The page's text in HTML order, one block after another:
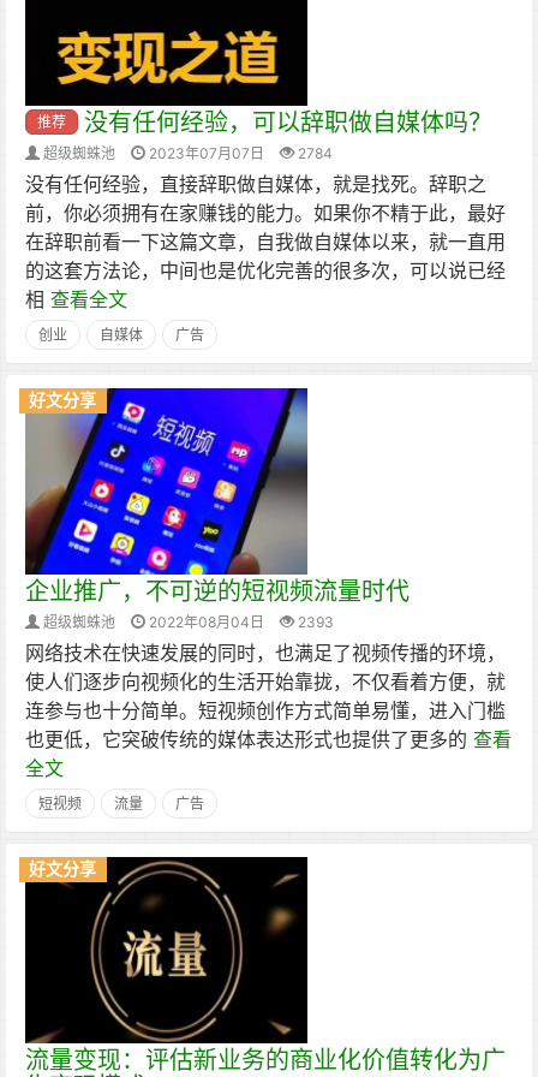
推荐 没有任何经验，可以辞职做自媒体吗？
超级蜘蛛池 2023年07月07日 2784
没有任何经验，直接辞职做自媒体，就是找死。辞职之
前，你必须拥有在家赚钱的能力。如果你不精于此，最好
在辞职前看一下这篇文章，自我做自媒体以来，就一直用
的这套方法论，中间也是优化完善的很多次，可以说已经
相 查看全文
创业 自媒体 广告
好文分享
企业推广，不可逆的短视频流量时代
超级蜘蛛池 2022年08月04日 2393
网络技术在快速发展的同时，也满足了视频传播的环境，
使人们逐步向视频化的生活开始靠拢，不仅看着方便，就
连参与也十分简单。短视频创作方式简单易懂，进入门槛
也更低，它突破传统的媒体表达形式也提供了更多的 查看
全文
短视频 流量 广告
好文分享
流量变现：评估新业务的商业化价值转化为广